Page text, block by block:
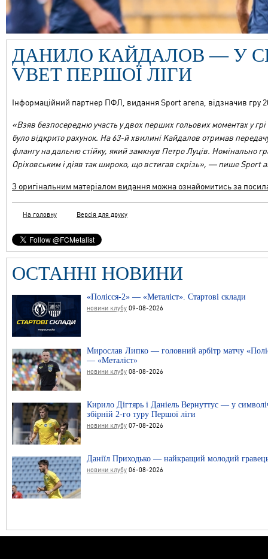
ДАНИЛО КАЙДАЛОВ — У
VBET ПЕРШОЇ ЛІГИ
Інформаційний партнер ПФЛ, видання Sport arena, відзначив гру
«Взяв безпосередню участь у двох перших гольових моментах у
було відкрито рахунок. На 63-й хвилині Кайдалов отримав
флангу на дальню стійку, який замкнув Петро Луців. Номінально
Оріховським і діяв так широко, що встигав скрізь», — пише Sport
З оригінальним матеріалом видання можна ознайомитись за
На головну Версія для друку
ОСТАННІ НОВИНИ
«Полісся-2» — «Металіст». Стартові склади
новини клубу 09-08-2026
Мирослав Липко — головний арбітр матчу
— «Металіст»
новини клубу 08-08-2026
Кирило Дігтярь і Даніель Вернуттус — у
збірній 2-го туру Першої ліги
новини клубу 07-08-2026
Даніїл Приходько — найкращий молодий
новини клубу 06-08-2026